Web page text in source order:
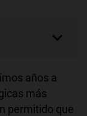
años a
más
permitido que